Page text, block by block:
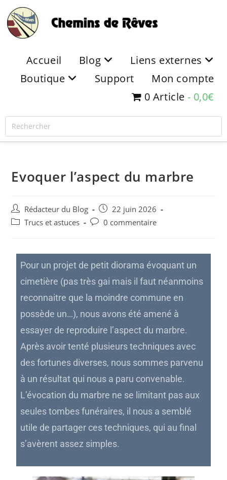
Accueil Blog
Liens externes
Boutique
Support
Mon compte
0 Article
0,0€
Evoquer l’aspect du marbre
Rédacteur du Blog
22 juin 2026
Trucs et astuces
0 commentaire
Pour un projet de petit diorama évoquant un
cimetière (pas très gai mais il faut néanmoins
reconnaitre que la moindre commune en
possède un…), nous avons été amené à
essayer de reproduire l’aspect du marbre.
Après avoir tenté plusieurs techniques avec
des fortunes diverses, nous sommes parvenu
à un résultat qui nous a paru convenable.
L’évocation du marbre ne se limitant pas aux
seules tombes funéraires, il nous a semblé
utile de partager ces techniques, qui au final
s’avèrent assez simples.